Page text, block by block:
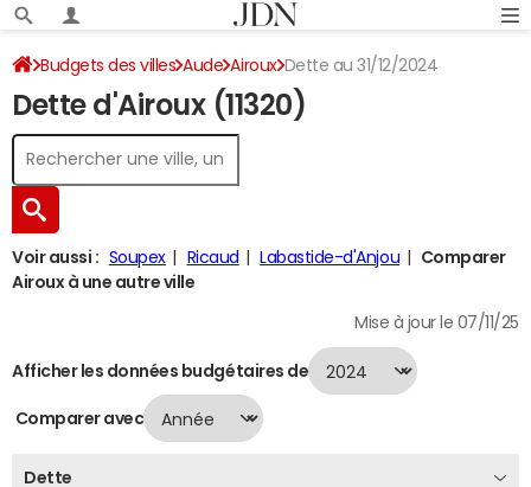
Budgets des villes Aude Airoux Dette au 31/12/2024
Dette d'Airoux (11320)
Voir aussi : Soupex Ricaud Labastide-d'Anjou
Comparer
Airoux à une autre ville
Mise à jour le 07/11/25
Afficher les données budgétaires de
Comparer avec
Dette